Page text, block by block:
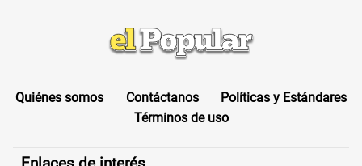
Quiénes somos Contáctanos
Políticas y Estándares
Términos de uso